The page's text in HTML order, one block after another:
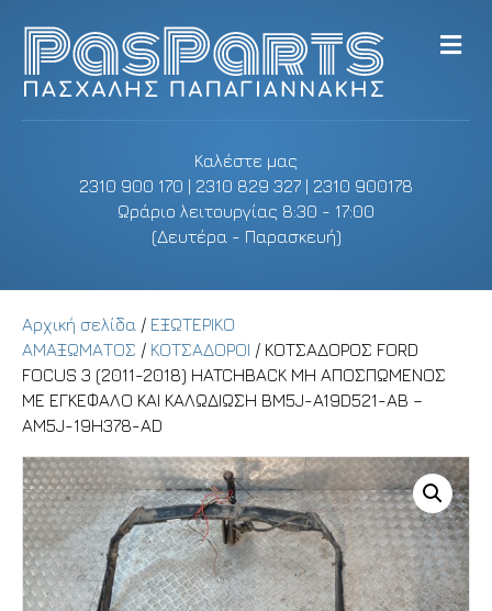
Καλέστε μας
2310 900 170 | 2310 829 327 | 2310 900178
Ωράριο λειτουργίας 8:30 - 17:00
(Δευτέρα - Παρασκευή)
M
e
Αρχική σελίδα / ΕΞΩΤΕΡΙΚΟ
ΑΜΑΞΩΜΑΤΟΣ / ΚΟΤΣΑΔΟΡΟΙ / ΚΟΤΣΑΔΟΡΟΣ FORD
FOCUS 3 (2011-2018) HATCHBACK ΜΗ ΑΠΟΣΠΩΜΕΝΟΣ
ΜΕ ΕΓΚΕΦΑΛΟ ΚΑΙ ΚΑΛΩΔΙΩΣΗ BM5J-A19D521-AB –
AM5J-19H378-AD